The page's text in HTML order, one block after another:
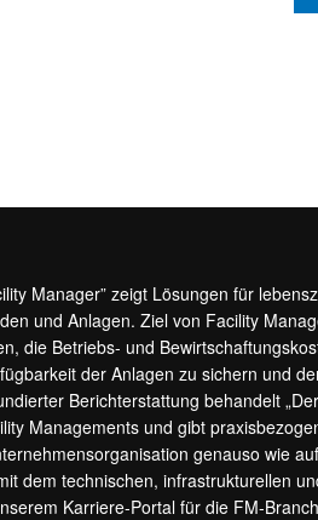
Manager” zeigt Lösungen für
und Anlagen. Ziel von Facility
die Betriebs- und
der Anlagen zu sichern und
Berichterstattung behandelt
Managements und gibt
genauso wie
dem technischen, infrastrukturellen
Karriere-Portal für die FM-